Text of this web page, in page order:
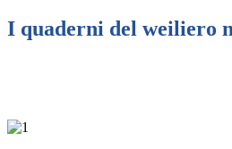
I quaderni del weiliero